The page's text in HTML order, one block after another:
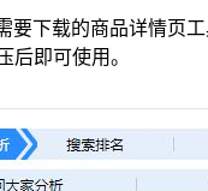
下载的商品详情页
即可使用。